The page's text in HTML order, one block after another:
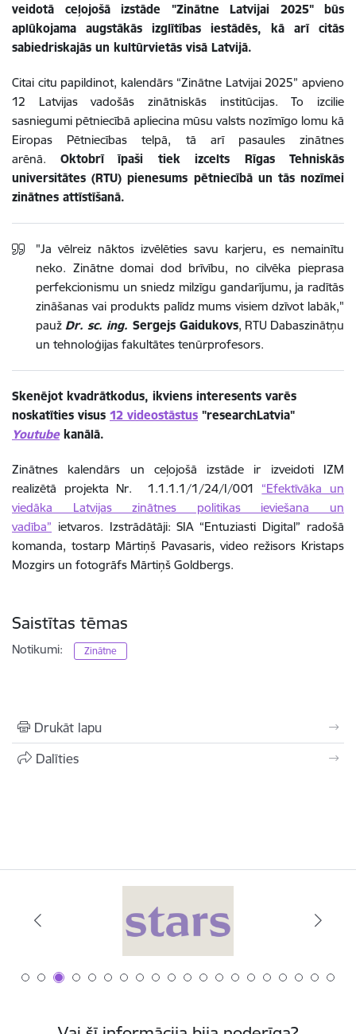
veidotā ceļojošā izstāde "Zinātne Latvijai 2025" būs
aplūkojama augstākās izglītības iestādēs, kā arī citās
sabiedriskajās un kultūrvietās visā Latvijā.
Citai citu papildinot, kalendārs “Zinātne Latvijai 2025” apvieno
12 Latvijas vadošās zinātniskās institūcijas. To izcilie
sasniegumi pētniecībā apliecina mūsu valsts nozīmīgo lomu kā
Eiropas Pētniecības telpā, tā arī pasaules zinātnes
arēnā. Oktobrī
īpaši tiek izcelts Rīgas Tehniskās
universitātes (RTU) pienesums pētniecībā un tās nozīmei
zinātnes attīstīšanā.
"Ja vēlreiz nāktos izvēlēties savu karjeru, es nemainītu
neko. Zinātne domai dod brīvību, no cilvēka pieprasa
perfekcionismu un sniedz milzīgu gandarījumu, ja radītās
zināšanas vai produkts palīdz mums visiem dzīvot labāk,"
pauž Dr. sc. ing. Sergejs Gaidukovs, RTU Dabaszinātņu
un tehnoloģijas fakultātes tenūrprofesors.
Skenējot kvadrātkodus, ikviens interesents varēs
noskatīties visus 12 videostāstus "researchLatvia"
Youtubekanālā.
Zinātnes kalendārs un ceļojošā izstāde ir izveidoti IZM
realizētā projekta Nr. 1.1.1.1/1/24/I/001 “Efektīvāka un
viedāka Latvijas zinātnes politikas ieviešana un
vadība” ietvaros. Izstrādātāji: SIA “Entuziasti Digital” radošā
komanda, tostarp Mārtiņš Pavasaris, video režisors Kristaps
Mozgirs un fotogrāfs Mārtiņš Goldbergs.
Saistītas tēmas
Notikumi: Zinātne
Drukāt lapu
Dalīties